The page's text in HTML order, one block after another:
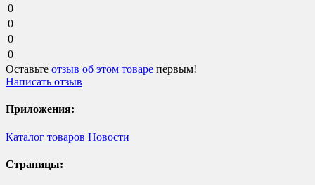
0
0
0
0
Оставьте отзыв об этом товаре первым!
Написать отзыв
Приложения:
Каталог товаров Новости
Страницы: